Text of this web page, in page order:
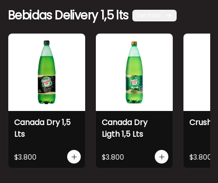
Bebidas Delivery 1,5 lts
Canada Dry 1,5
Lts
$3.800
Canada Dry
Ligth 1,5 Lts
$3.800
Crush
$3.800